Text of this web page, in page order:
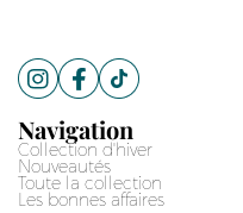
Navigation
Collection d'hiver
Nouveautés
Toute la collection
Les bonnes affaires